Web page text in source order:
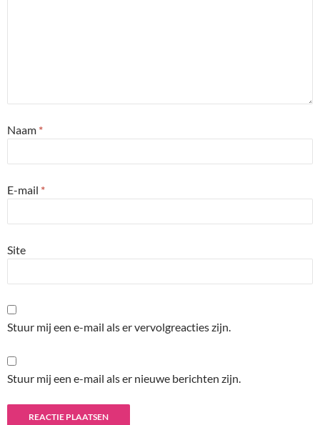
Naam *
E-mail *
Site
Stuur mij een e-mail als er vervolgreacties zijn.
Stuur mij een e-mail als er nieuwe berichten zijn.